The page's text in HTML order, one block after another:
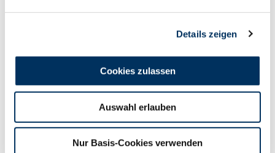
Details zeigen
Cookies zulassen
Auswahl erlauben
Nur Basis-Cookies verwenden
wurde nach der Versteigerung für das europäische
Ansporn genug sein, die Auktion in Fließem
stärker zu beschicken. Jeder kann seine Tiere
gesamte Vor- und Nacharbeit über nimmt das
Auktionsteam – nutzen Sie den Service. Gerne
informieren wir Sie zu allen Details.